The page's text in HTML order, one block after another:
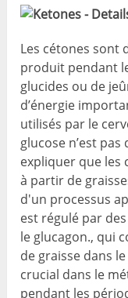
Les cétones sont
produit pendant
glucides ou de
d’énergie
utilisés par le
glucose n’est
expliquer que les
à partir de
d'un processus
est régulé par
le glucagon., qui
de graisse dans
crucial dans le
pendant les